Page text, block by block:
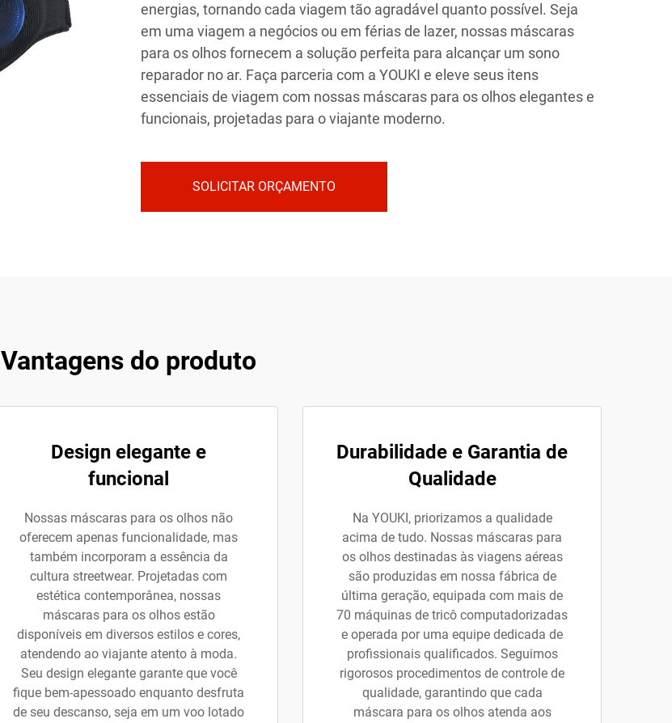
energias, tornando cada viagem tão agradável quanto possível. Seja
em uma viagem a negócios ou em férias de lazer, nossas máscaras
para os olhos fornecem a solução perfeita para alcançar um sono
reparador no ar. Faça parceria com a YOUKI e eleve seus itens
essenciais de viagem com nossas máscaras para os olhos elegantes e
funcionais, projetadas para o viajante moderno.
SOLICITAR ORÇAMENTO
Vantagens do produto
Design elegante e
funcional
Nossas máscaras para os olhos não
oferecem apenas funcionalidade, mas
também incorporam a essência da
cultura streetwear. Projetadas com
estética contemporânea, nossas
máscaras para os olhos estão
disponíveis em diversos estilos e cores,
atendendo ao viajante atento à moda.
Seu design elegante garante que você
fique bem-apessoado enquanto desfruta
de seu descanso, seja em um voo lotado
Durabilidade e Garantia de
Qualidade
Na YOUKI, priorizamos a qualidade
acima de tudo. Nossas máscaras para
os olhos destinadas às viagens aéreas
são produzidas em nossa fábrica de
última geração, equipada com mais de
70 máquinas de tricô computadorizadas
e operada por uma equipe dedicada de
profissionais qualificados. Seguimos
rigorosos procedimentos de controle de
qualidade, garantindo que cada
máscara para os olhos atenda aos